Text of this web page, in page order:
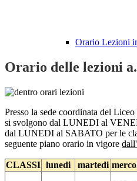
Orario Lezioni
Orario delle lezioni
Presso la sede coordinata del
si svolgono dal LUNEDI al
dal LUNEDI al SABATO per le
seguente piano orario in vigore
CLASSI lunedi martedi